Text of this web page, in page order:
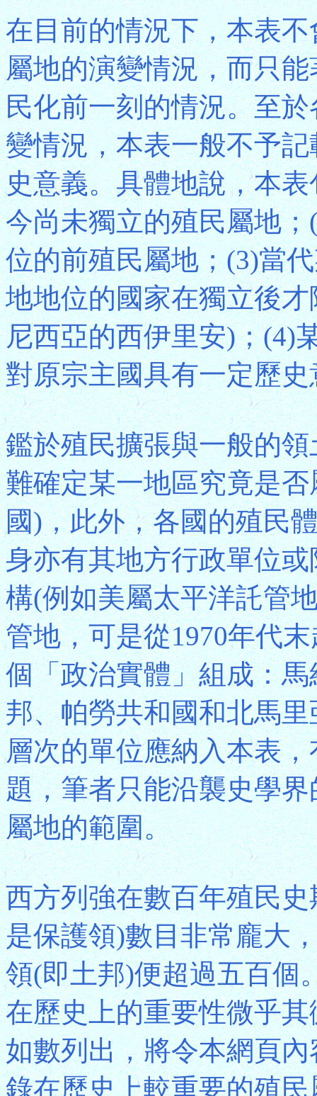
在目前的情況下，本表
屬地的演變情況，而只
民化前一刻的情況。至
變情況，本表一般不予
史意義。具體地說，本
今尚未獨立的殖民屬地
位的前殖民屬地；(3)當
地地位的國家在獨立後
尼西亞的西伊里安)；(4)
對原宗主國具有一定歷
鑑於殖民擴張與一般的
難確定某一地區究竟是
國)，此外，各國的殖民
身亦有其地方行政單位
構(例如美屬太平洋託管
管地，可是從1970年代
個「政治實體」組成：
邦、帕勞共和國和北馬
層次的單位應納入本表
題，筆者只能沿襲史學
屬地的範圍。
西方列強在數百年殖民
是保護領)數目非常龐大
領(即土邦)便超過五百個
在歷史上的重要性微乎
如數列出，將令本網頁
錄在歷史上較重要的殖